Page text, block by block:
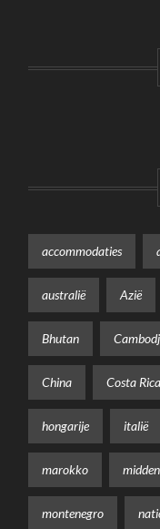
accommodaties
australië Azië
Bhutan
China Costa Rica
hongarije italië
marokko
montenegro